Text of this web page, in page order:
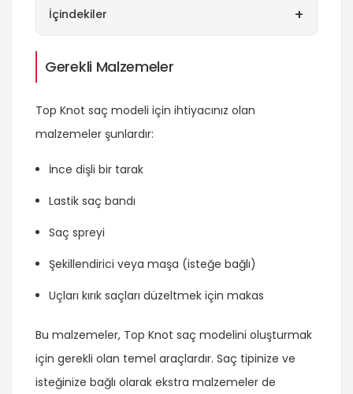
İçindekiler +
Gerekli Malzemeler
Top Knot saç modeli için ihtiyacınız olan
malzemeler şunlardır:
İnce dişli bir tarak
Lastik saç bandı
Saç spreyi
Şekillendirici veya maşa (isteğe bağlı)
Uçları kırık saçları düzeltmek için makas
Bu malzemeler, Top Knot saç modelini oluşturmak
için gerekli olan temel araçlardır. Saç tipinize ve
isteğinize bağlı olarak ekstra malzemeler de